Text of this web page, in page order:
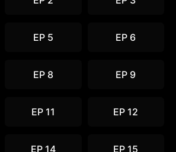
EP 5 EP 6
EP 8 EP 9
EP 11 EP 12
EP 14 EP 15